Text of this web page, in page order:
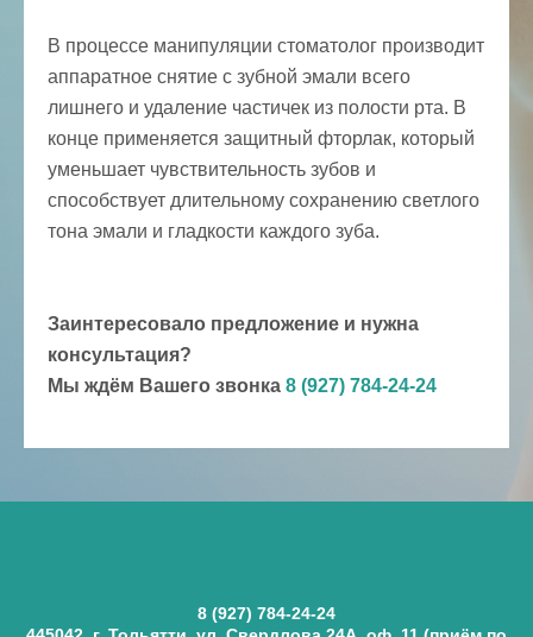
В процессе манипуляции стоматолог производит
аппаратное снятие с зубной эмали всего
лишнего и удаление частичек из полости рта. В
конце применяется защитный фторлак, который
уменьшает чувствительность зубов и
способствует длительному сохранению светлого
тона эмали и гладкости каждого зуба.
Заинтересовало предложение и нужна
консультация?
Мы ждём Вашего звонка 8 (927) 784-24-24
8 (927) 784-24-24